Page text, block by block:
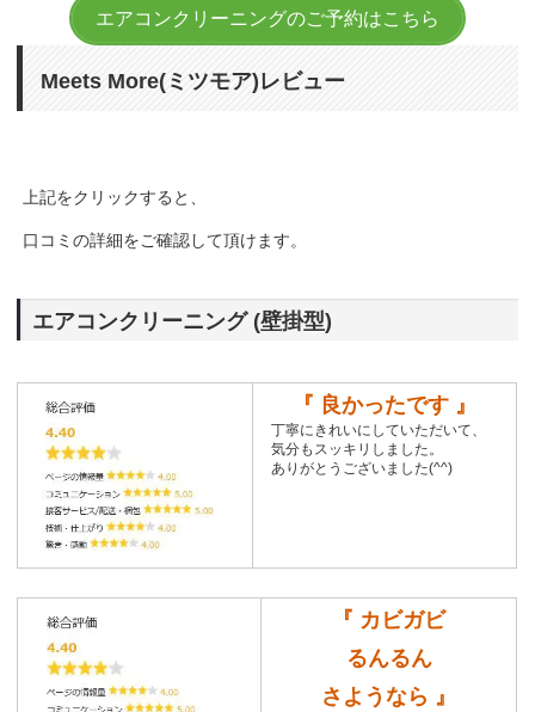
エアコンクリーニングのご予約はこちら
Meets More(ミツモア)レビュー
上記をクリックすると、
口コミの詳細をご確認して頂けます。
エアコンクリーニング (壁掛型)
『 良かったです 』
丁寧にきれいにしていただいて、
気分もスッキリしました。
ありがとうございました(^^)
『 カビガビ
るんるん
さようなら 』